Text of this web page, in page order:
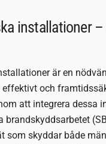
installationer
är en
och
att integrera dessa
brandskyddsarbetet
som skyddar både